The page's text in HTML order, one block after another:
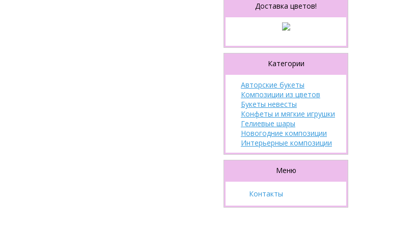
Доставка цветов!
Категории
Авторские букеты
Композиции из цветов
Букеты невесты
Конфеты и мягкие игрушки
Гелиевые шары
Новогодние композиции
Интерьерные композиции
Меню
Контакты